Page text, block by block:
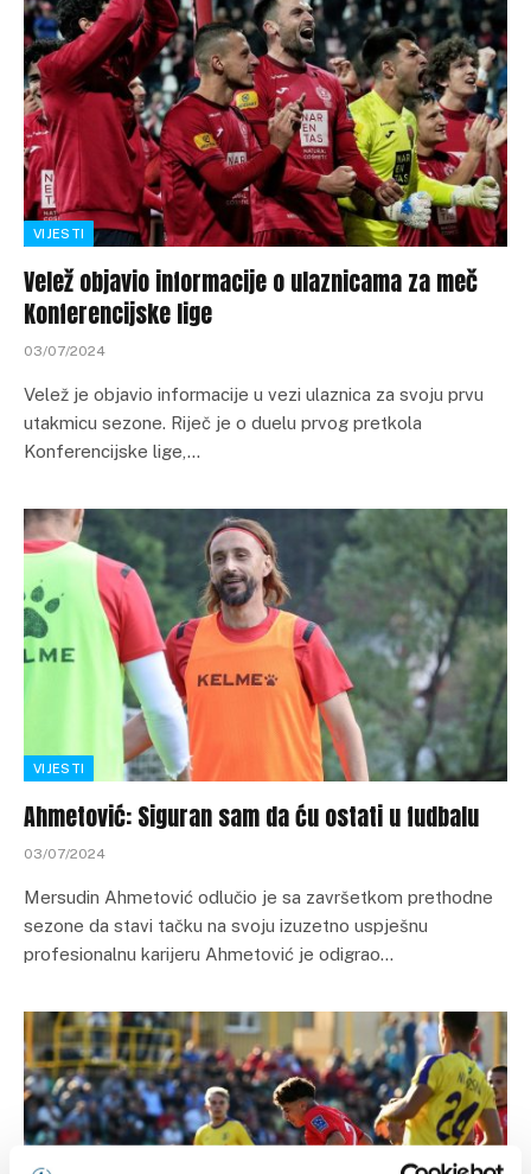
VIJESTI
Velež objavio informacije o ulaznicama za meč
Konferencijske lige
03/07/2024
Velež je objavio informacije u vezi ulaznica za svoju prvu
utakmicu sezone. Riječ je o duelu prvog pretkola
Konferencijske lige,…
VIJESTI
Ahmetović: Siguran sam da ću ostati u fudbalu
03/07/2024
Mersudin Ahmetović odlučio je sa završetkom prethodne
sezone da stavi tačku na svoju izuzetno uspješnu
profesionalnu karijeru Ahmetović je odigrao…